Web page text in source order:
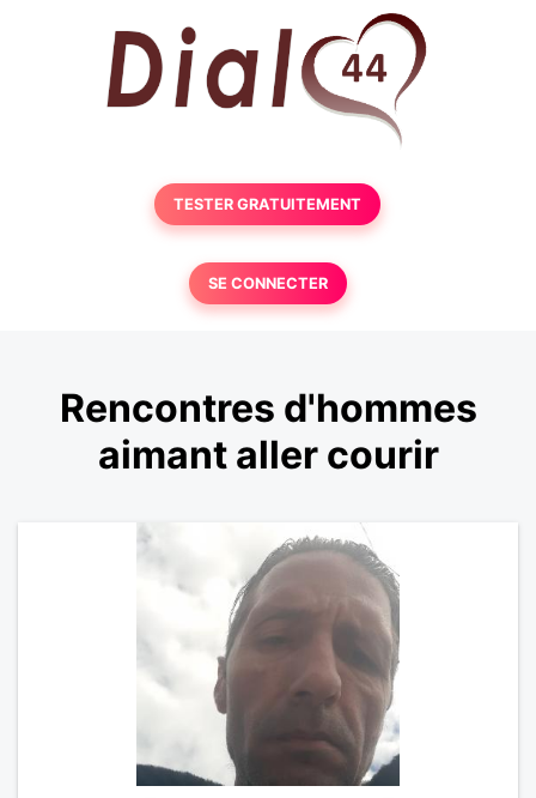
TESTER GRATUITEMENT
SE CONNECTER
Rencontres d'hommes
aimant aller courir